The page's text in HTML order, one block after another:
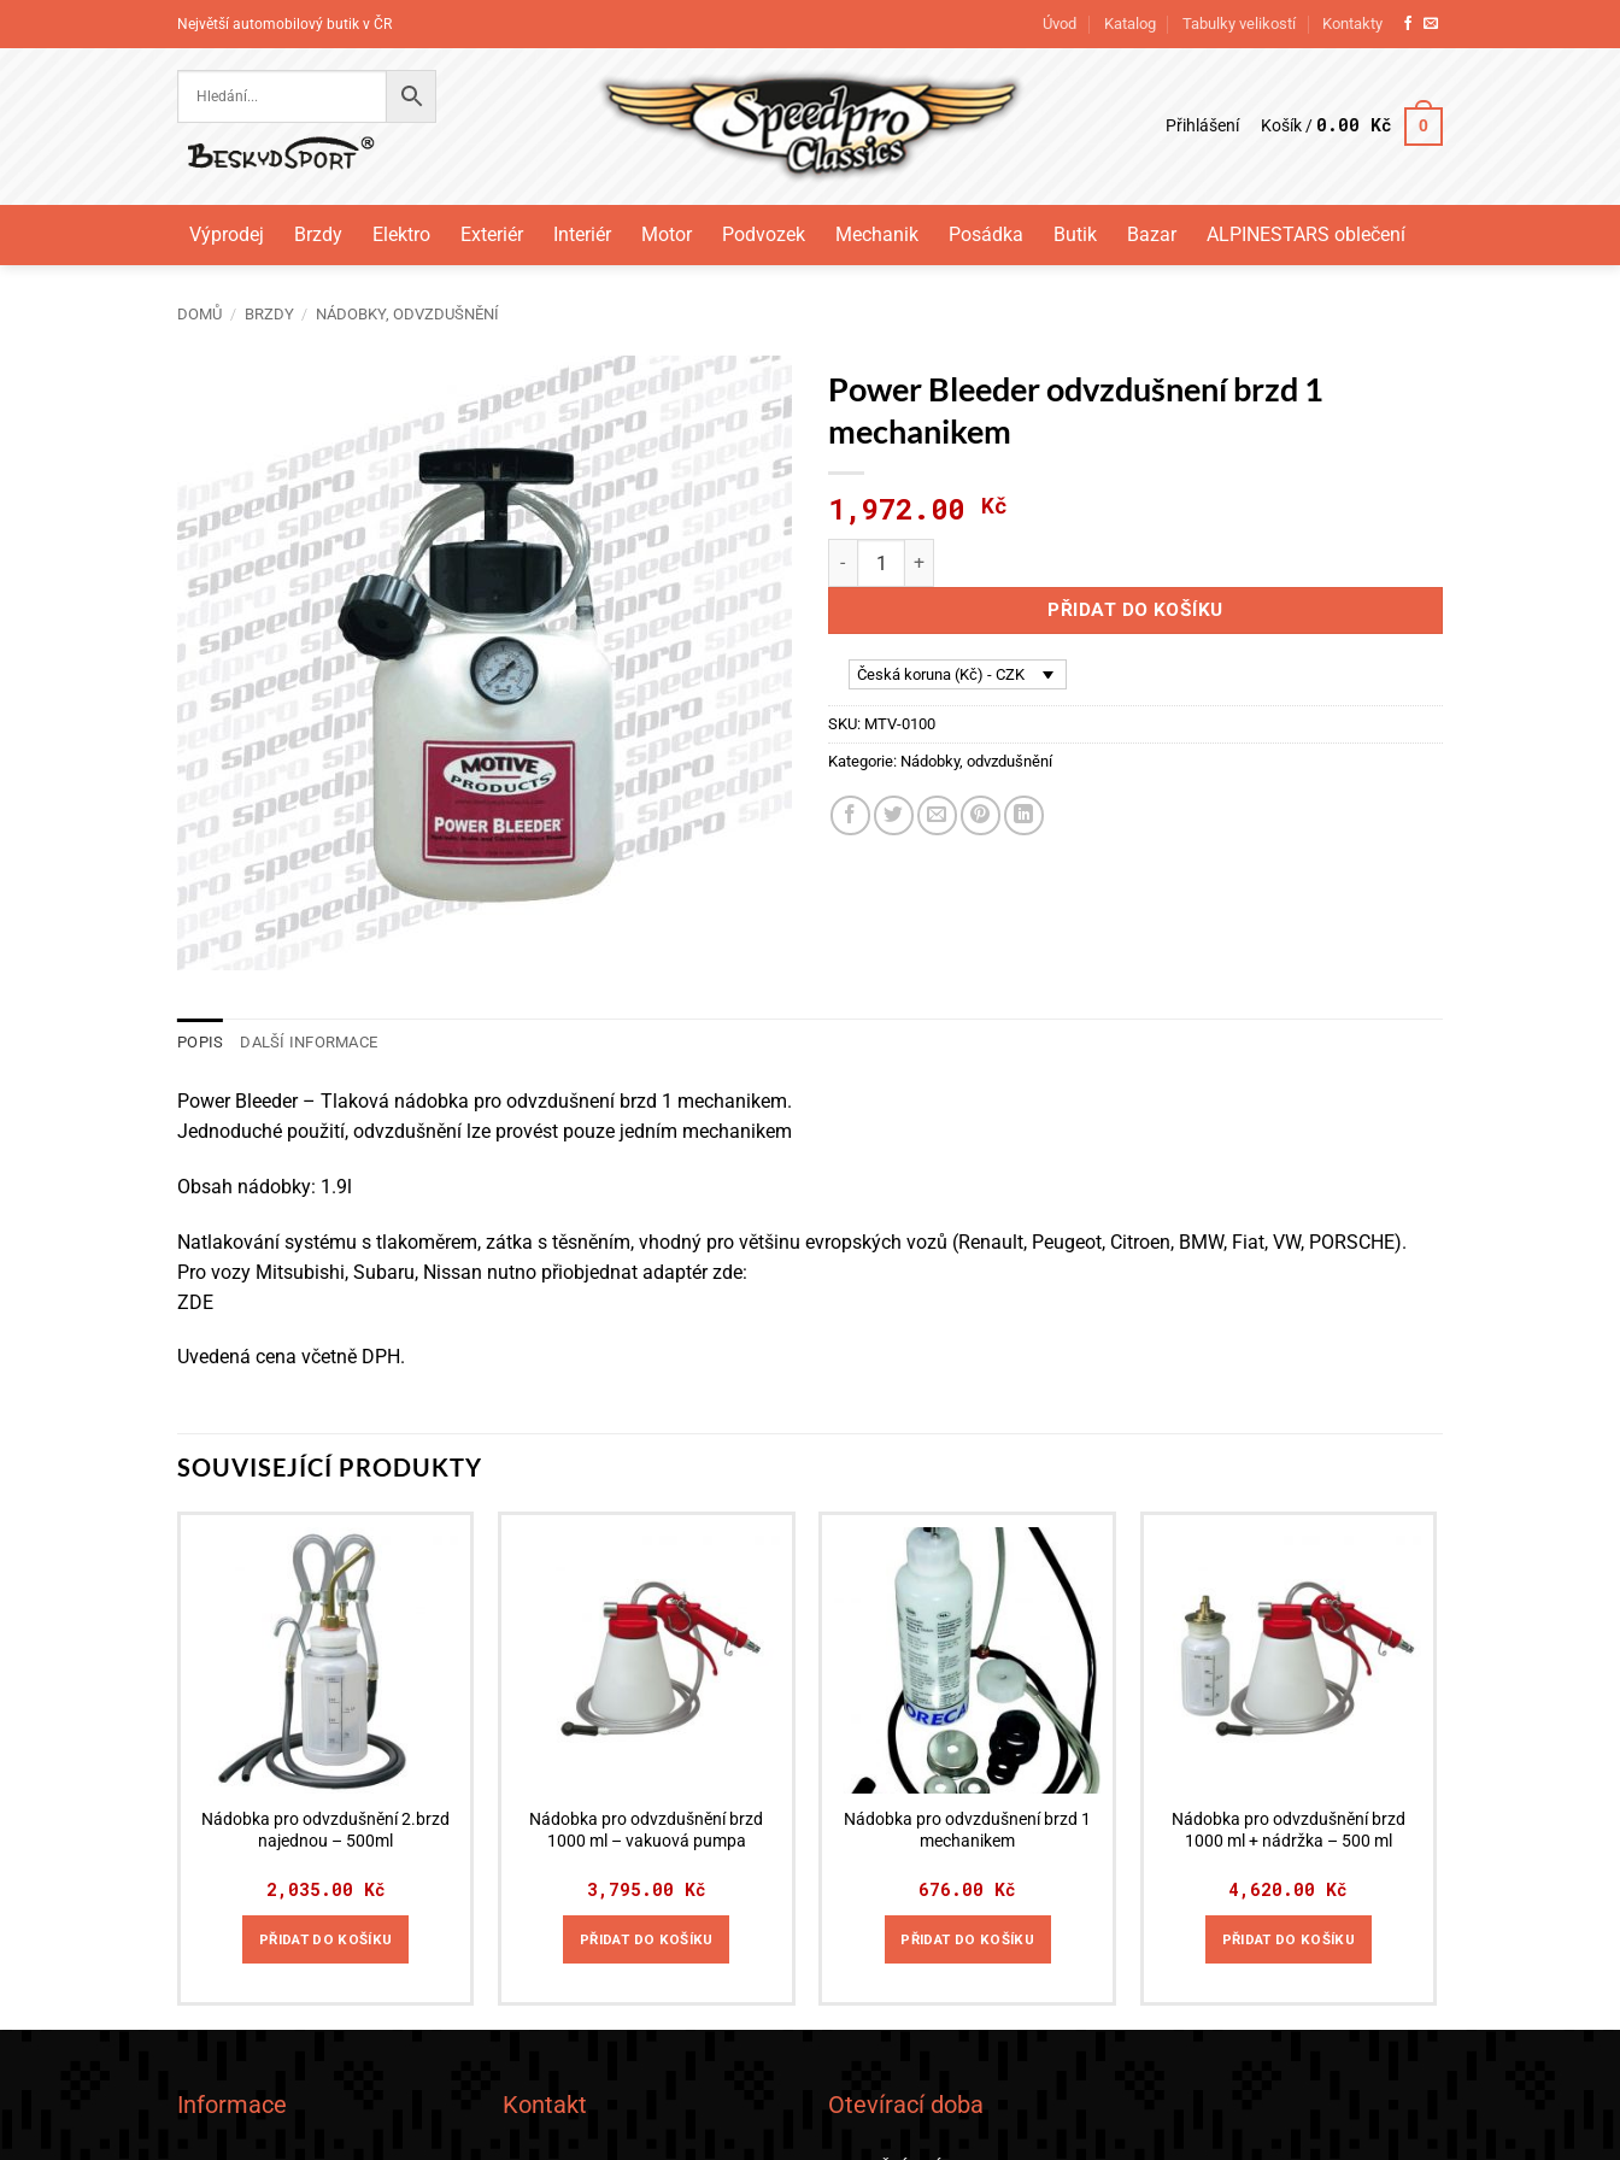
na
Největší automobilový butik v ČR Úvod Katalog Tabulky velikostí Kontakty
Přihlášení Košík / 0.00 Kč 0
Výprodej Brzdy Elektro Exteriér Interiér Motor Podvozek Mechanik Posádka Butik Bazar ALPINESTARS oblečení
DOMŮ / BRZDY / NÁDOBKY, ODVZDUŠNĚNÍ
Power Bleeder odvzdušnení brzd 1
mechanikem
1,972.00 Kč
Power Bleeder odvzdušnení brzd 1 mechanikem množství
PŘIDAT DO KOŠÍKU
Česká koruna (Kč) - CZK
SKU: MTV-0100
Kategorie: Nádobky, odvzdušnění
POPIS DALŠÍ INFORMACE
Power Bleeder – Tlaková nádobka pro odvzdušnení brzd 1 mechanikem.
Jednoduché použití, odvzdušnění lze provést pouze jedním mechanikem
Obsah nádobky: 1.9l
Natlakování systému s tlakoměrem, zátka s těsněním, vhodný pro většinu evropských vozů (Renault, Peugeot, Citroen, BMW, Fiat, VW, PORSCHE).
Pro vozy Mitsubishi, Subaru, Nissan nutno přiobjednat adaptér zde:
ZDE
Uvedená cena včetně DPH.
SOUVISEJÍCÍ PRODUKTY
Nádobka pro odvzdušnění 2.brzd
najednou – 500ml
2,035.00 Kč
PŘIDAT DO KOŠÍKU
Nádobka pro odvzdušnění brzd
1000 ml – vakuová pumpa
3,795.00 Kč
PŘIDAT DO KOŠÍKU
Nádobka pro odvzdušnení brzd 1
mechanikem
676.00 Kč
PŘIDAT DO KOŠÍKU
Nádobka pro odvzdušnění brzd
1000 ml + nádržka – 500 ml
4,620.00 Kč
PŘIDAT DO KOŠÍKU
Informace Kontakt Otevírací doba